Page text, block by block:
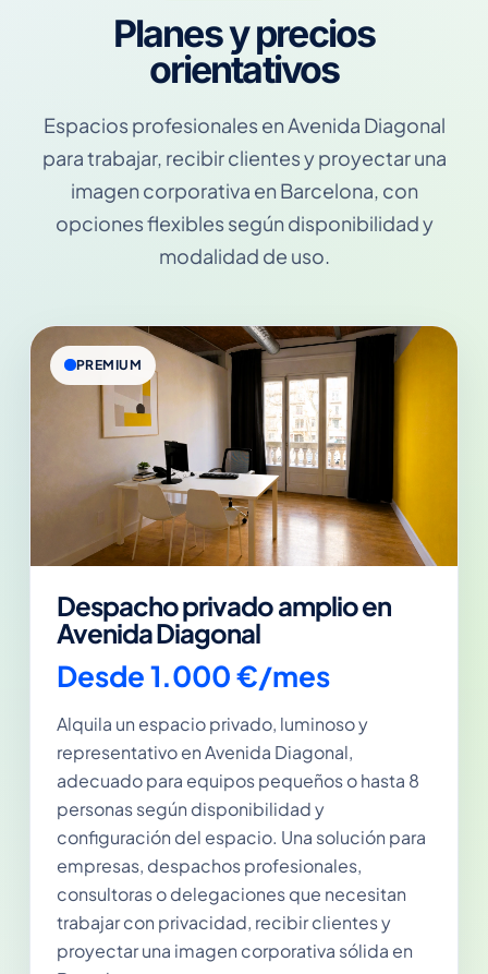
Planes y precios
orientativos
Espacios profesionales en Avenida Diagonal
para trabajar, recibir clientes y proyectar una
imagen corporativa en Barcelona, con
opciones flexibles según disponibilidad y
modalidad de uso.
PREMIUM
Despacho privado amplio en
Avenida Diagonal
Desde 1.000 €/mes
Alquila un espacio privado, luminoso y
representativo en Avenida Diagonal,
adecuado para equipos pequeños o hasta 8
personas según disponibilidad y
configuración del espacio. Una solución para
empresas, despachos profesionales,
consultoras o delegaciones que necesitan
trabajar con privacidad, recibir clientes y
proyectar una imagen corporativa sólida en